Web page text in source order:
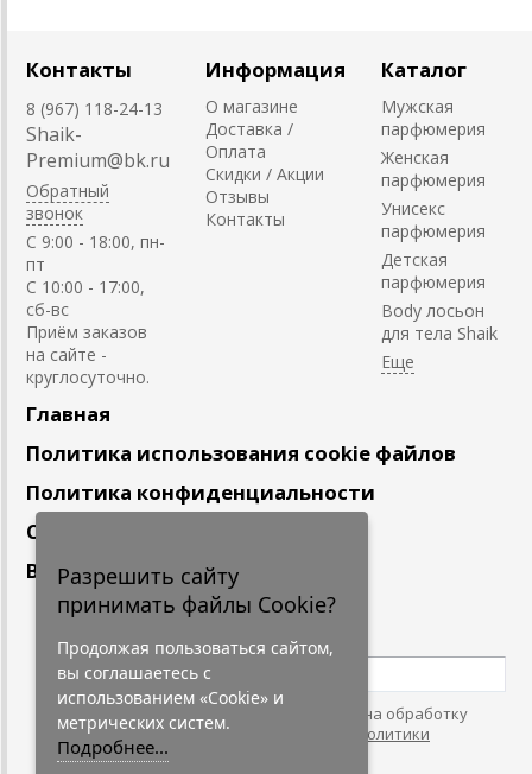
Контакты
8 (967) 118-24-13
Shaik-
Premium@bk.ru
Обратный
звонок
C 9:00 - 18:00, пн-
пт
С 10:00 - 17:00,
сб-вс
Приём заказов
на сайте -
круглосуточно.
Информация
О магазине
Доставка /
Оплата
Скидки / Акции
Отзывы
Контакты
Каталог
Мужская
парфюмерия
Женская
парфюмерия
Унисекс
парфюмерия
Детская
парфюмерия
Body лосьон
для тела Shaik
Главная
Политика использования cookie файлов
Политика конфиденциальности
Сотрудничество
Вакансии
Подпишитесь
Нажимая на кнопку, я даю согласие на обработку
персональных данных. С условиями
"Политики
Конфидециальности"
Разрешить сайту
принимать файлы Cookie?
Продолжая пользоваться сайтом,
вы соглашаетесь с
использованием «Cookie» и
метрических систем.
Подробнее...